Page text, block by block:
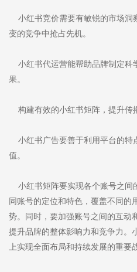
小红书竞价需要有敏锐的市场洞
变的竞争中抢占先机。
小红书代运营能帮助品牌制定科
果。
构建有效的小红书矩阵，提升传
小红书广告要善于利用平台的特
值。
小红书矩阵要实现各个账号之间
同账号的定位和特色，覆盖不同的
势。同时，要加强账号之间的互动
提升品牌的整体影响力和竞争力。
上实现全面布局和持续发展的重要